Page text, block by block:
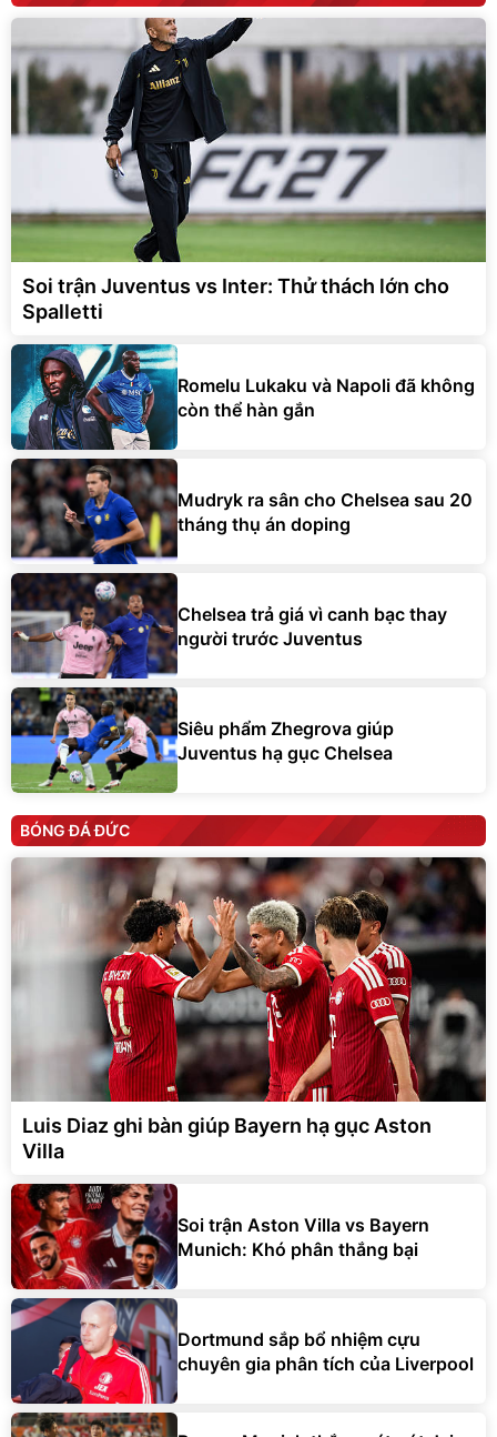
Soi trận Juventus vs Inter: Thử thách lớn cho
Spalletti
Romelu Lukaku và Napoli đã không
còn thể hàn gắn
Mudryk ra sân cho Chelsea sau 20
tháng thụ án doping
Chelsea trả giá vì canh bạc thay
người trước Juventus
Siêu phẩm Zhegrova giúp
Juventus hạ gục Chelsea
BÓNG ĐÁ ĐỨC
Luis Diaz ghi bàn giúp Bayern hạ gục Aston
Villa
Soi trận Aston Villa vs Bayern
Munich: Khó phân thắng bại
Dortmund sắp bổ nhiệm cựu
chuyên gia phân tích của Liverpool